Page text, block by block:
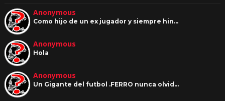
Anonymous
Como hijo de un ex jugador y siempre hin…
Anonymous
Hola
Anonymous
Un Gigante del futbol .FERRO nunca olvid…